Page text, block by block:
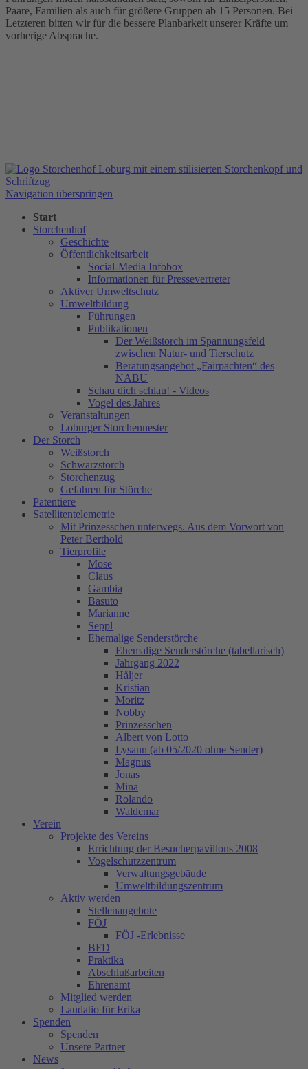
Paare, Familien als auch für größere Gruppen ab 15 Personen. Bei
Letzteren bitten wir für die bessere Planbarkeit unserer Kräfte um
vorherige Absprache.
Navigation überspringen
Start
Storchenhof
Geschichte
Öffentlichkeitsarbeit
Social-Media Infobox
Informationen für Pressevertreter
Aktiver Umweltschutz
Umweltbildung
Führungen
Publikationen
Der Weißstorch im Spannungsfeld
zwischen Natur- und Tierschutz
Beratungsangebot „Fairpachten“ des
NABU
Schau dich schlau! - Videos
Vogel des Jahres
Veranstaltungen
Loburger Storchennester
Der Storch
Weißstorch
Schwarzstorch
Storchenzug
Gefahren für Störche
Patentiere
Satellitentelemetrie
Mit Prinzesschen unterwegs. Aus dem Vorwort von
Peter Berthold
Tierprofile
Mose
Claus
Gambia
Basuto
Marianne
Seppl
Ehemalige Senderstörche
Ehemalige Senderstörche (tabellarisch)
Jahrgang 2022
Håljer
Kristian
Moritz
Nobby
Prinzesschen
Albert von Lotto
Lysann (ab 05/2020 ohne Sender)
Magnus
Jonas
Mina
Rolando
Waldemar
Verein
Projekte des Vereins
Errichtung der Besucherpavillons 2008
Vogelschutzzentrum
Verwaltungsgebäude
Umweltbildungszentrum
Aktiv werden
Stellenangebote
FÖJ
FÖJ -Erlebnisse
BFD
Praktika
Abschlußarbeiten
Ehrenamt
Mitglied werden
Laudatio für Erika
Spenden
Spenden
Unsere Partner
News